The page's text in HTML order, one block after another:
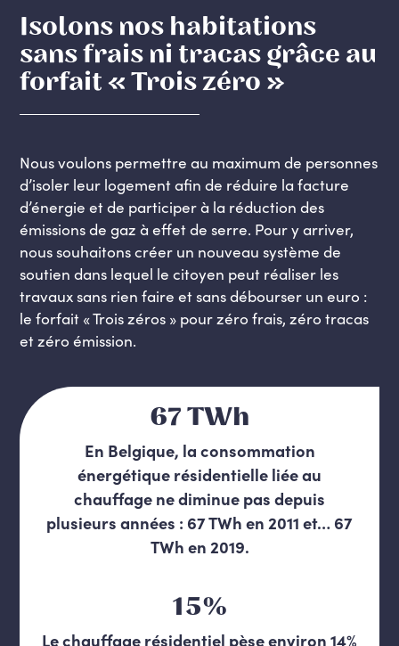
Isolons nos habitations
sans frais ni tracas grâce au
forfait « Trois zéro »
Nous voulons permettre au maximum de personnes
d’isoler leur logement afin de réduire la facture
d’énergie et de participer à la réduction des
émissions de gaz à effet de serre. Pour y arriver,
nous souhaitons créer un nouveau système de
soutien dans lequel le citoyen peut réaliser les
travaux sans rien faire et sans débourser un euro :
le forfait « Trois zéros » pour zéro frais, zéro tracas
et zéro émission.
67 TWh
En Belgique, la consommation
énergétique résidentielle liée au
chauffage ne diminue pas depuis
plusieurs années : 67 TWh en 2011 et… 67
TWh en 2019.
15%
Le chauffage résidentiel pèse environ 14%